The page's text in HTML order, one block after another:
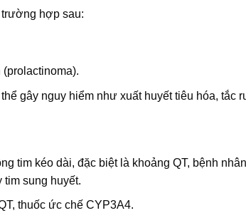
hợp sau:
gây nguy hiểm như xuất huyết tiêu hóa, tắc
tim kéo dài, đặc biệt là khoảng QT, bệnh
tim sung huyết.
thuốc ức chế CYP3A4.